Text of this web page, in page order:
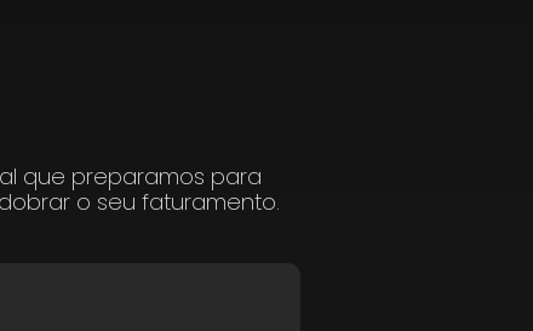
que preparamos para
o seu faturamento.